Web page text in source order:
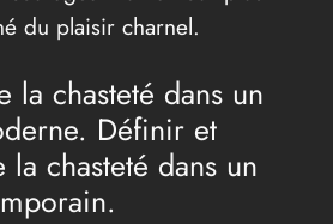
du plaisir charnel.
la chasteté dans un
Définir et
chasteté dans un